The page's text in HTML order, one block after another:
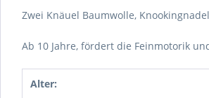
Zwei Knäuel Baumwolle,
Ab 10 Jahre, fördert die Feinmotorik
Alter: